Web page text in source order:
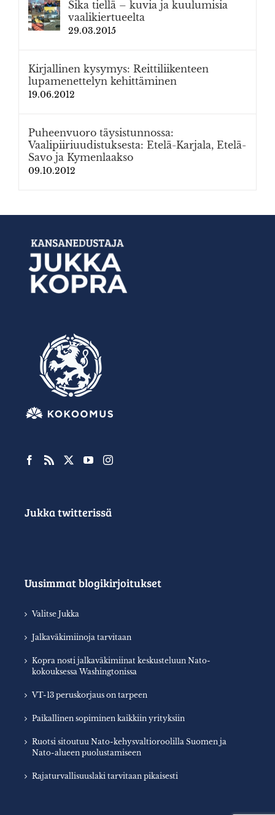
Sika tiellä – kuvia ja kuulumisia
vaalikiertueelta
29.03.2015
Kirjallinen kysymys: Reittiliikenteen
lupamenettelyn kehittäminen
19.06.2012
Puheenvuoro täysistunnossa:
Vaalipiiriuudistuksesta: Etelä-Karjala, Etelä-
Savo ja Kymenlaakso
09.10.2012
Jukka twitterissä
Uusimmat blogikirjoitukset
Valitse Jukka
Jalkaväkimiinoja tarvitaan
Kopra nosti jalkaväkimiinat keskusteluun Nato-
kokouksessa Washingtonissa
VT-13 peruskorjaus on tarpeen
Paikallinen sopiminen kaikkiin yrityksiin
Ruotsi sitoutuu Nato-kehysvaltioroolilla Suomen ja
Nato-alueen puolustamiseen
Rajaturvallisuuslaki tarvitaan pikaisesti